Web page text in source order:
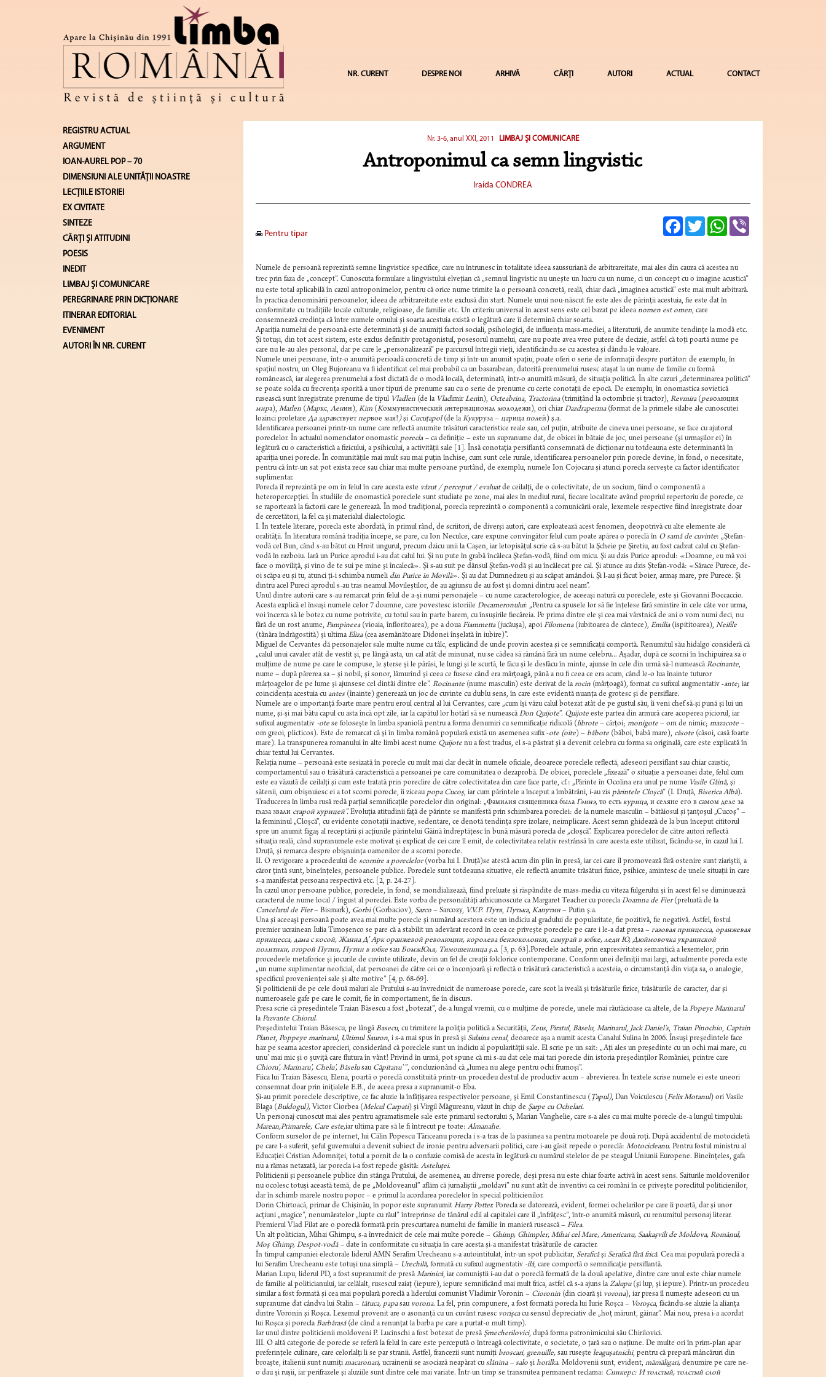
NR. CURENT DESPRE NOI ARHIVĂ CĂRȚI AUTORI ACTUAL CONTACT
REGISTRU ACTUAL
ARGUMENT
IOAN-AUREL POP – 70
DIMENSIUNI ALE UNITĂŢII NOASTRE
LECŢIILE ISTORIEI
EX CIVITATE
SINTEZE
CĂRŢI ŞI ATITUDINI
POESIS
INEDIT
LIMBAJ ŞI COMUNICARE
PEREGRINARE PRIN DICȚIONARE
ITINERAR EDITORIAL
EVENIMENT
AUTORI ÎN NR. CURENT
Nr. 3-6, anul XXI, 2011 LIMBAJ ŞI COMUNICARE
Antroponimul ca semn lingvistic
Iraida CONDREA
Pentru tipar
FacebookTwitterWhatsApp
Numele de persoană reprezintă semne lingvistice specifice, care nu întrunesc în totalitate ideea saussuriană de arbitrareitate, mai ales din cauza că acestea nu
trec prin faza de „concept”. Cunoscuta formulare a lingvistului elveţian că „semnul lingvistic nu uneşte un lucru cu un nume, ci un concept cu o imagine acustică”
nu este total aplicabilă în cazul antroponimelor, pentru că orice nume trimite la o persoană concretă, reală, chiar dacă „imaginea acustică” este mai mult arbitrară.
În practica denominării persoanelor, ideea de arbitrareitate este exclusă din start. Numele unui nou-născut fie este ales de părinţii acestuia, fie este dat în
conformitate cu tradiţiile locale culturale, religioase, de familie etc. Un criteriu universal în acest sens este cel bazat pe ideea nomen est omen, care
consemnează credinţa că între numele omului şi soarta acestuia există o legătură care îi determină chiar soarta.
Apariţia numelui de persoană este determinată şi de anumiţi factori sociali, psihologici, de influenţa mass-mediei, a literaturii, de anumite tendinţe la modă etc.
Şi totuşi, din tot acest sistem, este exclus definitiv protagonistul, posesorul numelui, care nu poate avea vreo putere de decizie, astfel că toţi poartă nume pe
care nu le-au ales personal, dar pe care le „personalizează” pe parcursul întregii vieţi, identificându-se cu acestea şi dându-le valoare.
Numele unei persoane, într-o anumită perioadă concretă de timp şi într-un anumit spaţiu, poate oferi o serie de informaţii despre purtător: de exemplu, în
spaţiul nostru, un Oleg Bujoreanu va fi identificat cel mai probabil ca un basarabean, datorită prenumelui rusesc ataşat la un nume de familie cu formă
românească, iar alegerea prenumelui a fost dictată de o modă locală, determinată, într-o anumită măsură, de situaţia politică. În alte cazuri „determinarea politică”
se poate solda cu frecvenţa sporită a unor tipuri de prenume sau cu o serie de prenume cu certe conotaţii de epocă. De exemplu, în onomastica sovietică
rusească sunt înregistrate prenume de tipul Vladlen(de la VladimirLenin), Octeabrina, Tractorina (trimiţând la octombrie şi tractor), Revmira( революция
мира), Marlen (Маркс, Ленин), Kim(Kоммунистический интернационал молодежи), ori chiarDazdraperma(format de la primele silabe ale cunoscutei
lozinci proletare Да здравствуетпервое мая! )şi Cucuţapol (de la Кукуруза – царица полей) ş.a.
Identificarea persoanei printr-un nume care reflectă anumite trăsături caracteristice reale sau, cel puţin, atribuite de cineva unei persoane, se face cu ajutorul
poreclelor. În actualul nomenclator onomastic porecla –ca definiţie – este un supranume dat, de obicei în bătaie de joc, unei persoane (şi urmaşilor ei) în
legătură cu o caracteristică a fizicului, a psihicului, a activităţii sale [1]. Însă conotaţia persiflantă consemnată de dicţionar nu totdeauna este determinantă în
apariţia unei porecle. În comunităţile mai mult sau mai puţin închise, cum sunt cele rurale, identificarea persoanelor prin porecle devine, în fond, o necesitate,
pentru că într-un sat pot exista zece sau chiar mai multe persoane purtând, de exemplu, numele Ion Cojocaru şi atunci porecla serveşte ca factor identificator
suplimentar.
Porecla îl reprezintă pe om în felul în care acesta este văzut / perceput / evaluatde ceilalţi, de o colectivitate, de un socium, fiind o componentă a
heteropercepţiei. În studiile de onomastică poreclele sunt studiate pe zone, mai ales în mediul rural, fiecare localitate având propriul repertoriu de porecle, ce
se raportează la factorii care le generează. În mod tradiţional, porecla reprezintă o componentă a comunicării orale, lexemele respective fiind înregistrate doar
de cercetători, la fel ca şi materialul dialectologic.
I. În textele literare, porecla este abordată, în primul rând, de scriitori, de diverşi autori, care exploatează acest fenomen, deopotrivă cu alte elemente ale
oralităţii. În literatura română tradiţia începe, se pare, cu Ion Neculce, care expune convingător felul cum poate apărea o poreclă în O samă de cuvinte: „Ştefan-
vodă cel Bun, când s-au bătut cu Hroit ungurul, precum dzicu unii la Caşen, iar letopisăţul scrie că s-au bătut la Şcheie pe Şiretiu, au fost cadzut calul cu Ştefan-
vodă în razboiu. Iară un Purice aprodul i-au dat calul lui. Şi nu pute în grabă încăleca Ştefan-vodă, fiind om micu. Şi au dzis Purice aprodul: «Doamne, eu mă voi
face o moviliţă, şi vino de te sui pe mine şi încalecă». Şi s-au suit pe dânsul Ştefan-vodă şi au încălecat pre cal. Şi atunce au dzis Ştefan-vodâ: «Sărace Purece, de-
oi scăpa eu şi tu, atunci ţi-i schimba numeli din Purice în Movilă». Şi au dat Dumnedzeu şi au scăpat amândoi. Şi l-au şi făcut boier, armaş mare, pre Purece. Şi
dintru acel Pureci aprodul s-au tras neamul Movileştilor, de au agiunsu de au fost şi domni dintru acel neam”.
Unul dintre autorii care s-au remarcat prin felul de a-şi numi personajele – cu nume caracterologice, de aceeaşi natură cu poreclele, este şi Giovanni Boccaccio.
Acesta explică el însuşi numele celor 7 doamne, care povestesc istoriile Decameronului: „Pentru ca spusele lor să fie înţelese fără smintire în cele câte vor urma,
voi încerca să le botez cu nume potrivite, cu totul sau în parte barem, cu însuşirile fiecăreia. Pe prima dintre ele şi cea mai vârstnică de ani o vom numi deci, nu
fără de un rost anume, Pampineea(vioaia, înfloritoarea), pe a doua Fiammetta(jucăuşa), apoi Filomena(iubitoarea de cântece), Emilia(ispititoarea), Neifile
(tânăra îndrăgostită) şi ultima Eliza(cea asemănătoare Didonei înşelată în iubire)”.
Miguel de Cervantes dă personajelor sale multe nume cu tâlc, explicând de unde provin acestea şi ce semnificaţii comportă. Renumitul său hidalgo consideră că
„calul unui cavaler atât de vestit şi, pe lângă asta, un cal atât de minunat, nu se cădea să rămână fără un nume celebru... Aşadar, după ce scorni în închipuirea sa o
mulţime de nume pe care le compuse, le şterse şi le părăsi, le lungi şi le scurtă, le făcu şi le desfăcu în minte, ajunse în cele din urmă să-l numească Rocinante,
nume – după părerea sa – şi nobil, şi sonor, lămurind şi ceea ce fusese când era mârţoagă, până a nu fi ceea ce era acum, când le-o lua înainte tuturor
mârţoagelor de pe lume şi ajunsese cel dintâi dintre ele”. Rocinante(nume masculin) este derivat de la rocin(mârţoagă), format cu sufixul augmentativ -ante; iar
coincidenţa acestuia cu antes (înainte) generează un joc de cuvinte cu dublu sens, în care este evidentă nuanţa de grotesc şi de persiflare.
Numele are o importanţă foarte mare pentru eroul central al lui Cervantes, care „cum îşi văzu calul botezat atât de pe gustul său, îi veni chef să-şi pună şi lui un
nume, şi-şi mai bătu capul cu asta încă opt zile, iar la capătul lor hotărî să se numească Don Quijote”. Quijoteeste partea din armură care acoperea piciorul, iar
sufixul augmentativ -otese foloseşte în limba spaniolă pentru a forma denumiri cu semnificaţie ridicolă (librote– cărţoi; monigote– om de nimic; mazacote–
om greoi, plicticos). Este de remarcat că şi în limba română populară există un asemenea sufix -ote (oite) – băbote (băboi, babă mare), căsote(căsoi, casă foarte
mare). La transpunerea romanului în alte limbi acest nume Quijotenu a fost tradus, el s-a păstrat şi a devenit celebru cu forma sa originală, care este explicată în
chiar textul lui Cervantes.
Relaţia nume – persoană este sesizată în porecle cu mult mai clar decât în numele oficiale, deoarece poreclele reflectă, adeseori persiflant sau chiar caustic,
comportamentul sau o trăsătură caracteristică a persoanei pe care comunitatea o dezaprobă. De obicei, poreclele „fixează” o situaţie a persoanei date, felul cum
este ea văzută de ceilalţi şi cum este tratată prin poreclire de către colectivitatea din care face parte, cf.: „Părinte în Ocolina era unul pe nume Vasile Găină,şi
sătenii, cum obişnuiesc ei a tot scorni porecle, îi ziceau popa Cucoş, iar cum părintele a început a îmbătrâni, i-au zis părintele Cloşcă” (I. Druţă, Biserica Albă).
Traducerea în limba rusă redă parţial semnificaţile poreclelor din original: „Фамилия священника была Гэинэ, то естькурица, и селяне его в самом деле за
глаза звали старой курицей”. Evoluţia atitudinii faţă de părinte se manifestă prin schimbarea poreclei: de la numele masculin – bătăiosul şi ţanţoşul „Cucoş” –
la femininul „Cloşcă”, cu evidente conotaţii inactive, sedentare, ce denotă tendinţa spre izolare, neimplicare. Acest semn ghidează de la bun început cititorul
spre un anumit făgaş al receptării şi acţiunile părintelui Găină îndreptăţesc în bună măsură porecla de „cloşcă”. Explicarea poreclelor de către autori reflectă
situaţia reală, când supranumele este motivat şi explicat de cei care îl emit, de colectivitatea relativ restrânsă în care acesta este utilizat, făcându-se, în cazul lui I.
Druţă, şi remarca despre obişnuinţa oamenilor de a scorni porecle.
II. O revigorare a procedeului de scornire a poreclelor(vorba lui I. Druţă)se atestă acum din plin în presă, iar cei care îl promovează fără ostenire sunt ziariştii, a
căror ţintă sunt, bineînţeles, persoanele publice. Poreclele sunt totdeauna situative, ele reflectă anumite trăsături fizice, psihice, amintesc de unele situaţii în care
s-a manifestat persoana respectivă etc. [2, p. 24-27].
În cazul unor persoane publice, poreclele, în fond, se mondializează, fiind preluate şi răspândite de mass-media cu viteza fulgerului şi în acest fel se diminuează
caracterul de nume local / îngust al poreclei. Este vorba de personalităţi arhicunoscute ca Margaret Teacher cu porecla Doamna de Fier(preluată de la
Cancelarul de Fier– Bismark), Gorbi (Gorbaciov), Sarco – Sarcozy, V.V.P. Путя, Путька, Капутин– Putin ş.a.
Una şi aceeaşi persoană poate avea mai multe porecle şi numărul acestora este un indiciu al gradului de popularitate, fie pozitivă, fie negativă. Astfel, fostul
premier ucrainean Iulia Timoşenco se pare că a stabilit un adevărat record în ceea ce priveşte poreclele pe care i le-a dat presa – газовая принцесса, оранжевая
принцесса, дама с косой, Жанна Д’ Арк оранжевой революции, королева бензоколонки, самурай в юбке, леди Ю, Дюймовочка украинской
политики, второй Путин, Путин в юбкеsau БомжЮля, Тимошенница ş.a.
[3, p. 63].Poreclele actuale, prin expresivitatea semantică a lexemelor, prin
procedeele metaforice şi jocurile de cuvinte utilizate, devin un fel de creaţii folclorice contemporane. Conform unei definiţii mai largi, actualmente porecla este
„un nume suplimentar neoficial, dat persoanei de către cei ce o înconjoară şi reflectă o trăsătură caracteristică a acesteia, o circumstanţă din viaţa sa, o analogie,
specificul provenienţei sale şi alte motive” [4, p. 68-69].
Şi politicienii de pe cele două maluri ale Prutului s-au învrednicit de numeroase porecle, care scot la iveală şi trăsăturile fizice, trăsăturile de caracter, dar şi
numeroasele gafe pe care le comit, fie în comportament, fie în discurs.
Presa scrie că preşedintele Traian Băsescu a fost „botezat”, de-a lungul vremii, cu o mulţime de porecle, unele mai răutăcioase ca altele, de la Popeye Marinarul
la Pazvante Chiorul.
Preşedintelui Traian Băsescu, pe lângă Basecu, cu trimitere la poliţia politică a Securităţii, Zeus, Piratul, Băselu, Marinarul, Jack Daniel’s, Traian Pinochio, Captain
Planet, Poppeye marinarul, Ultimul Sauron, i s-a mai spus în presă şi Sulaina cenal, deoarece aşa a numit acesta Canalul Sulina în 2006. Însuşi preşedintele face
haz pe seama acestor aprecieri, considerând că poreclele sunt un indiciu al popularităţii sale. El scrie pe un sait: „Aţi ales un preşedinte cu un ochi mai mare, cu
unu’ mai mic şi o şuviţă care flutura în vânt! Privind în urmă, pot spune că mi s-au dat cele mai tari porecle din istoria preşedinţilor României, printre care
Chioru’, Marinaru’, Chelu’, Băselusau Căpitanu’”, concluzionând că „lumea nu alege pentru ochi frumoşi”.
Fiica lui Traian Băsescu, Elena, poartă o poreclă constituită printr-un procedeu destul de productiv acum – abrevierea. În textele scrise numele ei este uneori
consemnat doar prin iniţialele E.B., de aceea presa a supranumit-o Eba.
Şi-au primit poreclele descriptive, ce fac aluzie la înfăţişarea respectivelor persoane, şi Emil Constantinescu ( Ţapul), Dan Voiculescu (Felix Motanul) ori Vasile
Blaga (Buldogul), Victor Ciorbea (Melcul Carpati) şi Virgil Măgureanu, văzut în chip de Şarpe cu Ochelari.
Un personaj cunoscut mai ales pentru agramatismele sale este primarul sectorului 5, Marian Vanghelie, care s-a ales cu mai multe porecle de-a lungul timpului:
Marean,Primarele, Care este,iar ultima pare să le fi întrecut pe toate: Almanahe.
Conform surselor de pe internet, lui Călin Popescu Tăriceanu porecla i s-a tras de la pasiunea sa pentru motoarele pe două roţi. După accidentul de motocicletă
pe care l-a suferit, şeful guvernului a devenit subiect de ironie pentru adversarii politici, care i-au găsit repede o poreclă: Motocicleanu. Pentru fostul ministru al
Educaţiei Cristian Adomniţei, totul a pornit de la o confuzie comisă de acesta în legătură cu numărul stelelor de pe steagul Uniunii Europene. Bineînţeles, gafa
nu a rămas netaxată, iar porecla i-a fost repede găsită: Asteluţei.
Politicienii şi persoanele publice din stânga Prutului, de asemenea, au diverse porecle, deşi presa nu este chiar foarte activă în acest sens. Saiturile moldovenilor
nu ocolesc totuşi această temă, de pe „Moldoveanul” aflăm că jurnaliştii „moldavi” nu sunt atât de inventivi ca cei români în ce priveşte poreclitul politicienilor,
dar în schimb marele nostru popor – e primul la acordarea poreclelor în special politicienilor.
Dorin Chirtoacă, primar de Chişinău, în popor este supranumitHarry Potter.Porecla se datorează, evident, formei ochelarilor pe care îi poartă, dar şi unor
acţiuni „magice”, nenumăratelor „lupte cu răul” întreprinse de tânărul edil al capitalei care îl „înfrăţesc”, într-o anumită măsură, cu renumitul personaj literar.
Premierul Vlad Filat are o poreclă formată prin prescurtarea numelui de familie în manieră rusească – Filea.
Un alt politician, Mihai Ghimpu, s-a învrednicit de cele mai multe porecle – Ghimp, Ghimpler, Mihai cel Mare, Americanu, Saakaşvili de Moldova, Românul,
Moş Ghimp, Despot-vodă – date în conformitate cu situaţia în care acesta şi-a manifestat trăsăturile de caracter.
În timpul campaniei electorale liderul AMN Serafim Urecheanu s-a autointitulat, într-un spot publicitar, Seraficăşi Serafică fără frică. Cea mai populară poreclă a
lui Serafim Urecheanu este totuşi una simplă – Urechilă, formată cu sufixul augmentativ -ilă, care comportă o semnificaţie persiflantă.
Marian Lupu, liderul PD, a fost supranumit de presă Marinică, iar comuniştii i-au dat o poreclă formată de la două apelative, dintre care unul este chiar numele
de familie al politicianului, iar celălalt, rusescul zaiaţ (iepure), iepure semnificând mai mult frica, astfel că s-a ajuns la Zalupu (şi lup, şi iepure). Printr-un procedeu
similar a fost formată şi cea mai populară poreclă a liderului comunist Vladimir Voronin – Cioronin(din cioară şi vorona), iar presa îl numeşte adeseori cu un
supranume dat cândva lui Stalin – tătuca, papasau vorona. La fel, prin compunere, a fost formată porecla lui Iurie Roşca – Voroşca, făcându-se aluzie la alianţa
dintre Voronin şi Roşca. Lexemul provenit are o asonanţă cu un cuvânt rusesc vorişcacu sensul depreciativ de „hoţ mărunt, găinar”. Mai nou, presa i-a acordat
lui Roşca şi porecla Barbărasă(de când a renunţat la barba pe care a purtat-o mult timp).
Iar unul dintre politicienii moldoveni P. Lucinschi a fost botezat de presă Şmecherilovici, după forma patronimicului său Chirilovici.
III. O altă categorie de porecle se referă la felul în care este percepută o întreagă colectivitate, o societate, o ţară sau o naţiune. De multe ori în prim-plan apar
preferinţele culinare, care celorlalţi li se par stranii. Astfel, francezii sunt numiţi broscari, grenuille, sau ruseşte leaguşatnichi, pentru că prepară mâncăruri din
broaşte, italienii sunt numiţi macaronari,ucrainenii se asociază neapărat cu slănina – saloşi horilka. Moldovenii sunt, evident, mămăligari,denumire pe care ne-
o dau şi ruşii, iar perifrazele şi aluziile sunt dintre cele mai variate. Într-un timp se transmitea permanent reclama: Сникерс: И толстый, толстый слой